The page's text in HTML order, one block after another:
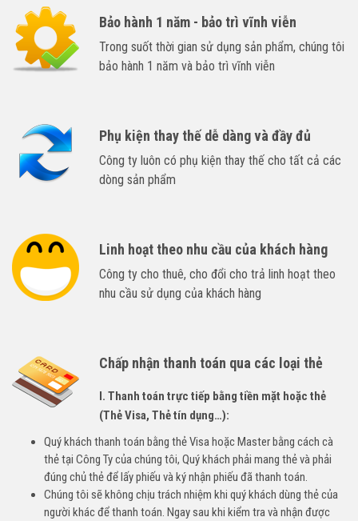
Bảo hành 1 năm - bảo trì vĩnh viễn
Trong suốt thời gian sử dụng sản phẩm, chúng tôi
bảo hành 1 năm và bảo trì vĩnh viễn
Phụ kiện thay thế dễ dàng và đầy đủ
Công ty luôn có phụ kiện thay thế cho tất cả các
dòng sản phẩm
Linh hoạt theo nhu cầu của khách hàng
Công ty cho thuê, cho đổi cho trả linh hoạt theo
nhu cầu sử dụng của khách hàng
Chấp nhận thanh toán qua các loại thẻ
I. Thanh toán trực tiếp bằng tiền mặt hoặc thẻ
(Thẻ Visa, Thẻ tín dụng…):
Quý khách thanh toán bằng thẻ Visa hoặc Master bằng cách cà
thẻ tại Công Ty của chúng tôi, Quý khách phải mang thẻ và phải
đúng chủ thẻ để lấy phiếu và ký nhận phiếu đã thanh toán.
Chúng tôi sẽ không chịu trách nhiệm khi quý khách dùng thẻ của
người khác để thanh toán. Ngay sau khi kiểm tra và nhận được